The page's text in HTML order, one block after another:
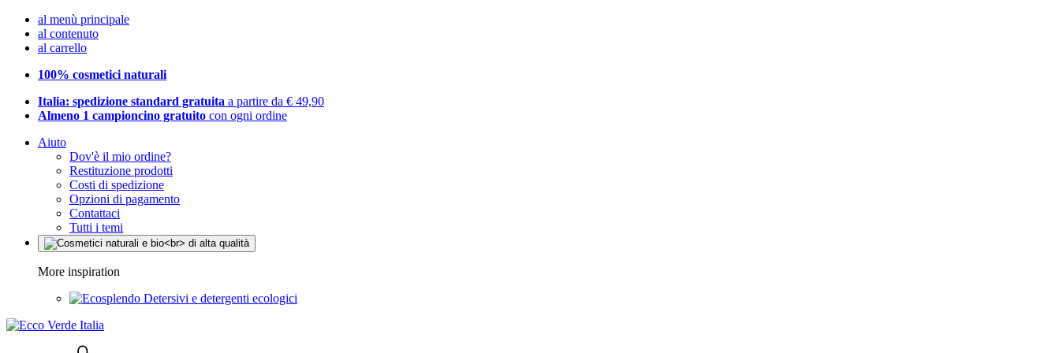
al menù principale
al contenuto
al carrello
100% cosmetici naturali
Italia: spedizione standard gratuita a partire da € 49,90
Almeno 1 campioncino gratuito con ogni ordine
Aiuto
Dov'è il mio ordine?
Restituzione prodotti
Costi di spedizione
Opzioni di pagamento
Contattaci
Tutti i temi
More inspiration
Detersivi e detergenti ecologici